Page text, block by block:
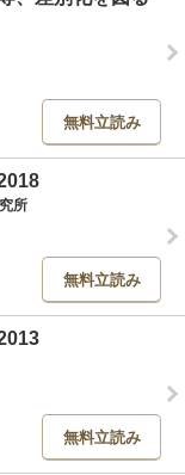
無料立読み
所
無料立読み
無料立読み